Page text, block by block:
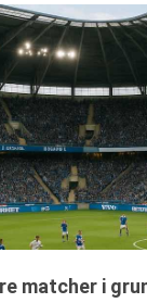
matcher i